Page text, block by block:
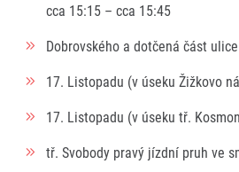
cca 15:15 – cca 15:45
Dobrovského a dotčená část
17. Listopadu (v úseku Žižkovo
17. Listopadu (v úseku tř.
tř. Svobody pravý jízdní pruh ve